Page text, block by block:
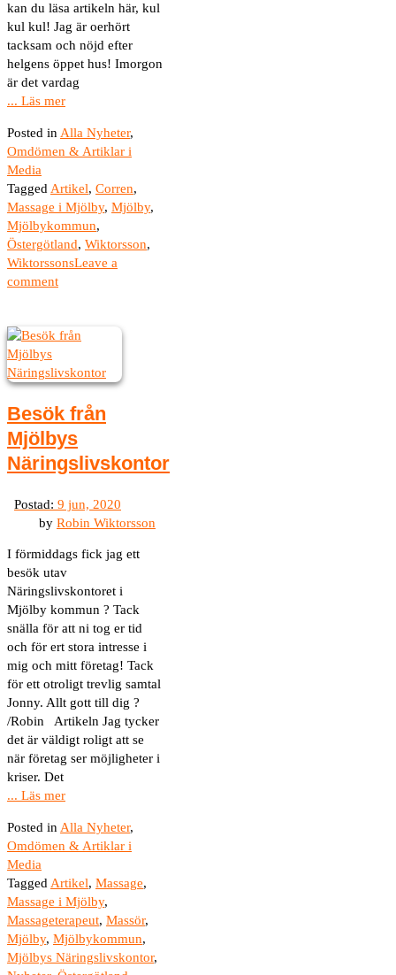
kan du läsa artikeln här, kul
kul kul! Jag är oerhört
tacksam och nöjd efter
helgens öppet hus! Imorgon
är det vardag
... Läs mer
Posted in Alla Nyheter,
Omdömen & Artiklar i
Media
Tagged Artikel, Corren,
Massage i Mjölby, Mjölby,
Mjölbykommun,
Östergötland, Wiktorsson,
WiktorssonsLeave a
comment
Besök från
Mjölbys
Näringslivskontor
by Robin Wiktorsson
I förmiddags fick jag ett
besök utav
Näringslivskontoret i
Mjölby kommun ? Tack
snälla för att ni tog er tid
och för ert stora intresse i
mig och mitt företag! Tack
för ett otroligt trevlig samtal
Jonny. Allt gott till dig ?
/Robin Artikeln Jag tycker
det är väldigt roligt att se
när företag ser möjligheter i
kriser. Det
... Läs mer
Posted in Alla Nyheter,
Omdömen & Artiklar i
Media
Tagged Artikel, Massage,
Massage i Mjölby,
Massageterapeut, Massör,
Mjölby, Mjölbykommun,
Mjölbys Näringslivskontor,